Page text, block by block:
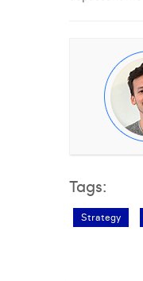
Tags:
Strategy